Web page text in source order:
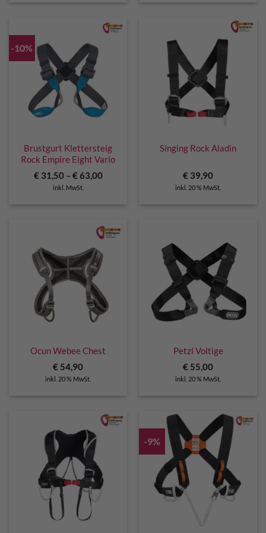
-10%
Brustgurt Klettersteig
Rock Empire Eight Vario
€31,50– €63,00
inkl. MwSt.
Singing Rock Aladin
€ 39,90
inkl. 20 % MwSt.
Ocun Webee Chest
€ 54,90
inkl. 20 % MwSt.
Petzl Voltige
€ 55,00
inkl. 20 % MwSt.
-9%